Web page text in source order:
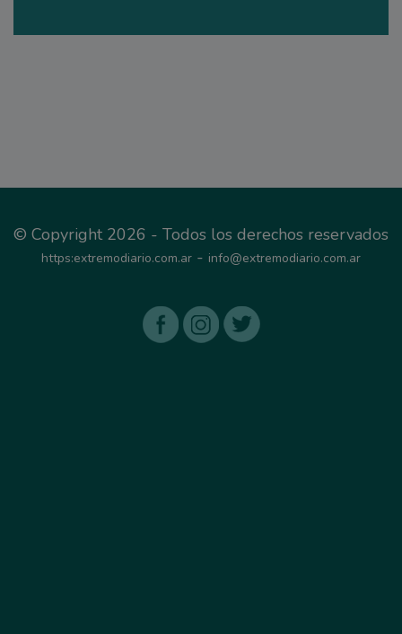
© Copyright 2026 - Todos los derechos reservados
https:extremodiario.com.ar - info@extremodiario.com.ar